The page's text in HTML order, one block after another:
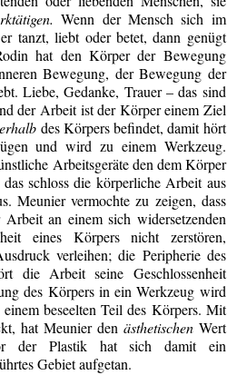
Wenn der Mensch sich im
tanzt, liebt oder betet, dann genügt
hat den Körper der Bewegung
Bewegung, der Bewegung der
Liebe, Gedanke, Trauer – das sind
der Arbeit ist der Körper einem Ziel
des Körpers befindet, damit hört
und wird zu einem Werkzeug.
Arbeitsgeräte den dem Körper
schloss die körperliche Arbeit aus
Meunier vermochte zu zeigen, dass
an einem sich widersetzenden
eines Körpers nicht zerstören,
verleihen; die Peripherie des
die Arbeit seine Geschlossenheit
des Körpers in ein Werkzeug wird
beseelten Teil des Körpers. Mit
hat Meunier den ästhetischenWert
der Plastik hat sich damit ein
Gebiet aufgetan.